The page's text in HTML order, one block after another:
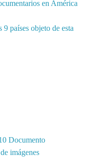
en América
países objeto de esta
Documento
imágenes